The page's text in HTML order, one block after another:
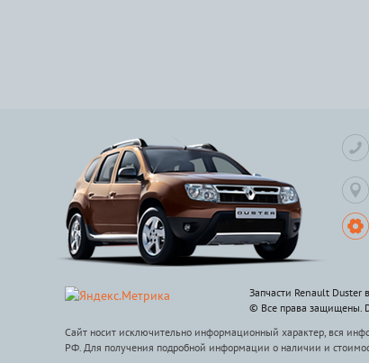
Запчасти Renault Duster
© Все права защищены.
Сайт носит исключительно информационный характер, вся
РФ. Для получения подробной информации о наличии и